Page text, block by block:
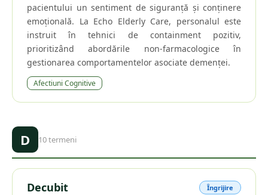
pacientului un sentiment de siguranță și conținere
emoțională. La Echo Elderly Care, personalul este
instruit în tehnici de containment pozitiv,
prioritizând abordările non-farmacologice în
gestionarea comportamentelor asociate demenței.
Afectiuni Cognitive
D 10termeni
Decubit Îngrijire